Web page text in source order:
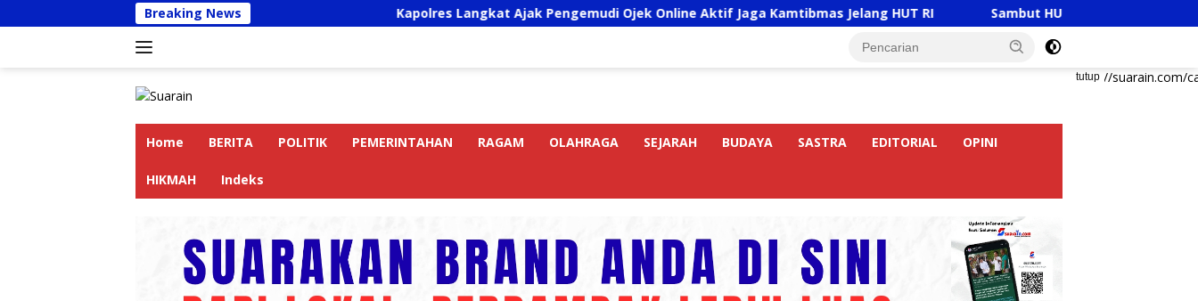
ke
Breaking News Kapolres Langkat Ajak Pengemudi Ojek Online Aktif Jaga Kamtibmas Jelang HUT RI Sambut HUT RI Ke-81, Ricky Anthony Buka
tutup
https://suarain.com/
Home BERITA POLITIK PEMERINTAHAN RAGAM OLAHRAGA SEJARAH BUDAYA SASTRA EDITORIAL OPINI
HIKMAH Indeks